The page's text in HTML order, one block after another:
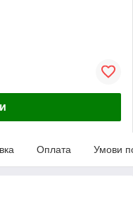
Оплата Умови